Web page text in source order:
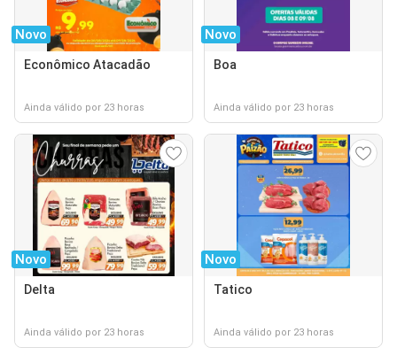
Novo
Econômico Atacadão
Ainda válido por 23 horas
Novo
Boa
Ainda válido por 23 horas
Novo
Delta
Ainda válido por 23 horas
Novo
Tatico
Ainda válido por 23 horas